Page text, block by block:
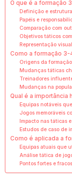
O que é a formação
Definição e
Papéis e
Comparação com
Objetivos táticos
Representação
Como a formação
Origens da
Mudanças táticas
Treinadores
Mudanças na
Qual é a importância
Equipas notáveis
Jogos memoráveis
Impacto nas táticas
Estudos de caso de
Como é aplicada a
Equipas atuais que
Análise tática de
Pontos fortes e